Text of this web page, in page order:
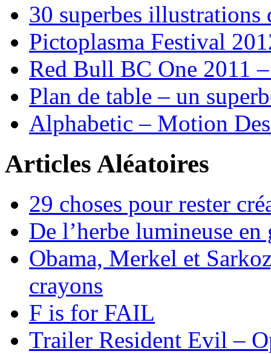
30 superbes
Pictoplasma Festival
Red Bull BC One 2011
Plan de table – un
Alphabetic – Motion
Articles Aléatoires
29 choses pour rester
De l’herbe lumineuse
Obama, Merkel et
crayons
F is for FAIL
Trailer Resident Evil –